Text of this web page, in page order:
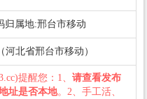
归属地:邢台市移动
河北省邢台市移动）
提醒您：1、 请查看发布
址是否本地。2、手工活、